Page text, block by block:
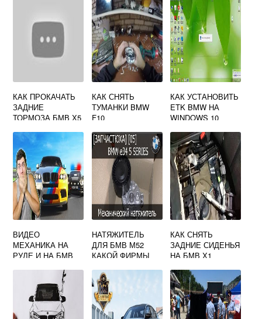
КАК ПРОКАЧАТЬ
ЗАДНИЕ
ТОРМОЗА БМВ Х5
КАК СНЯТЬ
ТУМАНКИ BMW
F10
КАК УСТАНОВИТЬ
ETK BMW НА
WINDOWS 10
ВИДЕО
МЕХАНИКА НА
РУЛЕ И НА БМВ
НАТЯЖИТЕЛЬ
ДЛЯ БМВ М52
КАКОЙ ФИРМЫ
КАК СНЯТЬ
ЗАДНИЕ СИДЕНЬЯ
НА БМВ Х1